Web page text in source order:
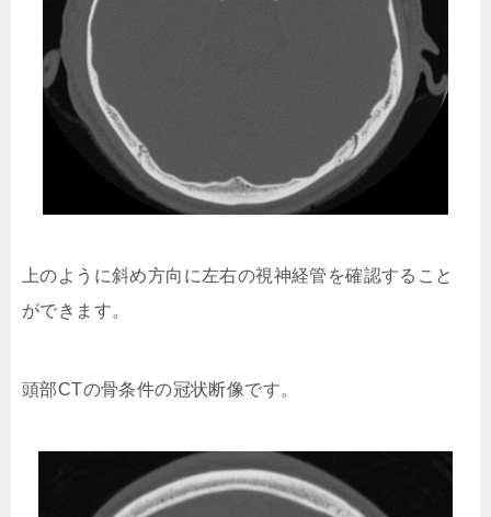
上のように斜め方向に左右の視神経管を確認すること
ができます。
頭部CTの骨条件の冠状断像です。